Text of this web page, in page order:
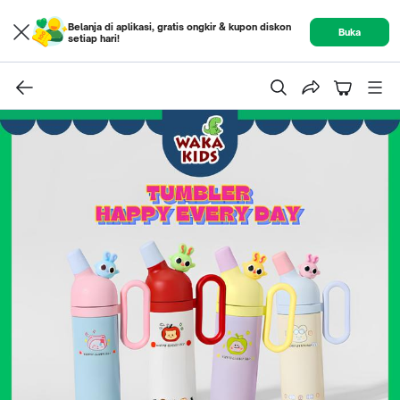
Belanja di aplikasi, gratis ongkir & kupon diskon
setiap hari!
Buka